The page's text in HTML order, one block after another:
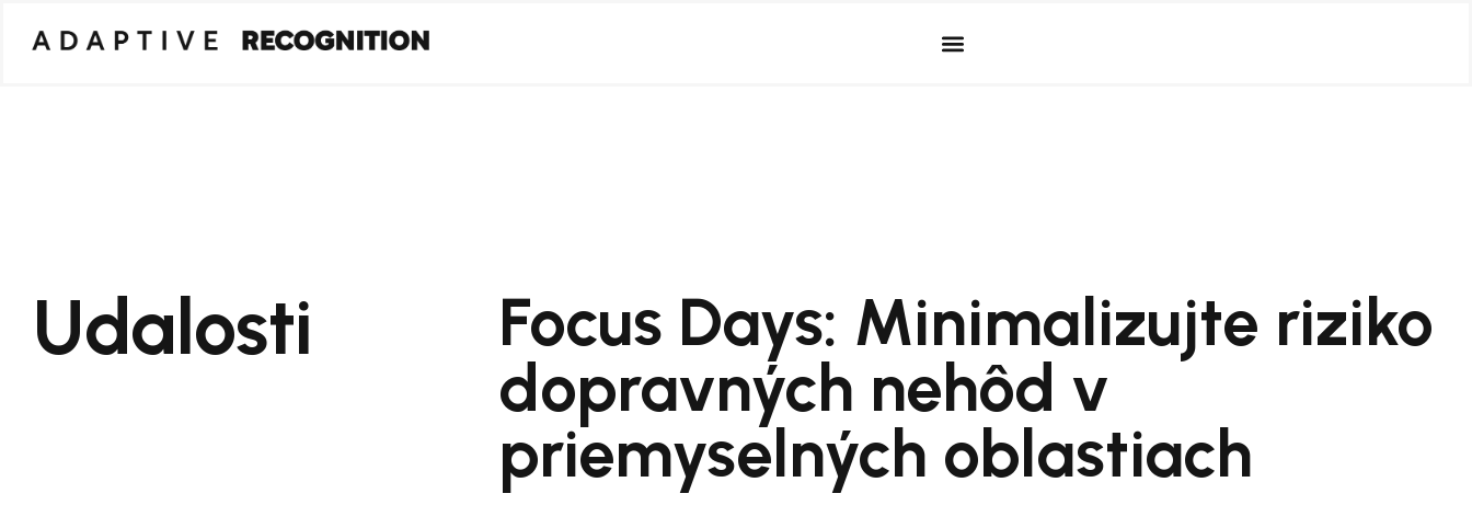
Udalosti
Focus Days: Minimalizujte riziko
dopravných nehôd v
priemyselných oblastiach